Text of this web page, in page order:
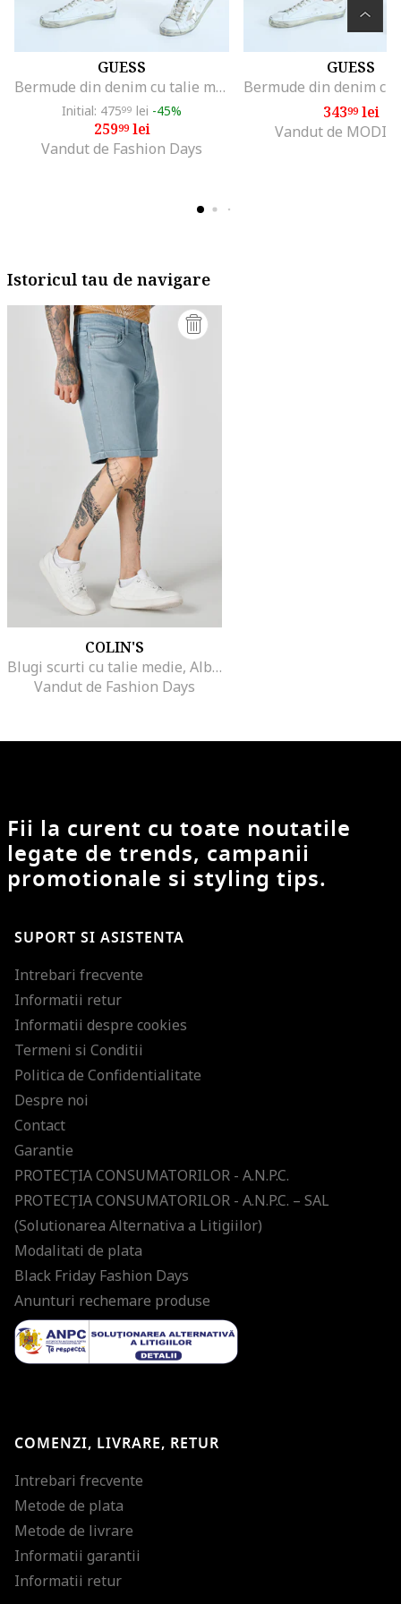
GUESS
Bermude din denim cu talie medie Wyatt, Albastru deschis
Initial: 47599 lei -45%
25999lei
Vandut de Fashion Days
GUESS
34399lei
Vandut de
Istoricul tau de navigare
COLIN'S
Blugi scurti cu talie medie, Albastru deschis
Vandut de Fashion Days
Fii la curent cu toate noutatile
legate de trends, campanii
promotionale si styling tips.
SUPORT SI ASISTENTA
Intrebari frecvente
Informatii retur
Informatii despre cookies
Termeni si Conditii
Politica de Confidentialitate
Despre noi
Contact
Garantie
PROTECŢIA CONSUMATORILOR - A.N.P.C.
PROTECŢIA CONSUMATORILOR - A.N.P.C. – SAL
(Solutionarea Alternativa a Litigiilor)
Modalitati de plata
Black Friday Fashion Days
Anunturi rechemare produse
COMENZI, LIVRARE, RETUR
Intrebari frecvente
Metode de plata
Metode de livrare
Informatii garantii
Informatii retur